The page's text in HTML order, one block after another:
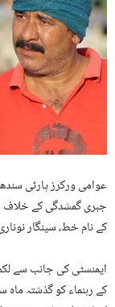
عوامی ورکرز پارٹی
جبری گمشدگی کے خلاف
کے نام خط، سینگار
ایمنسٹی کی جانب سے
کے رہنماء کو گذشتہ